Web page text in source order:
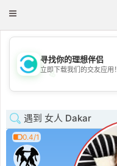
Toggle
💖
寻找你的理想伴侣
立即下载我们的交友应用！
遇到 女人 Dakar
0.4/1